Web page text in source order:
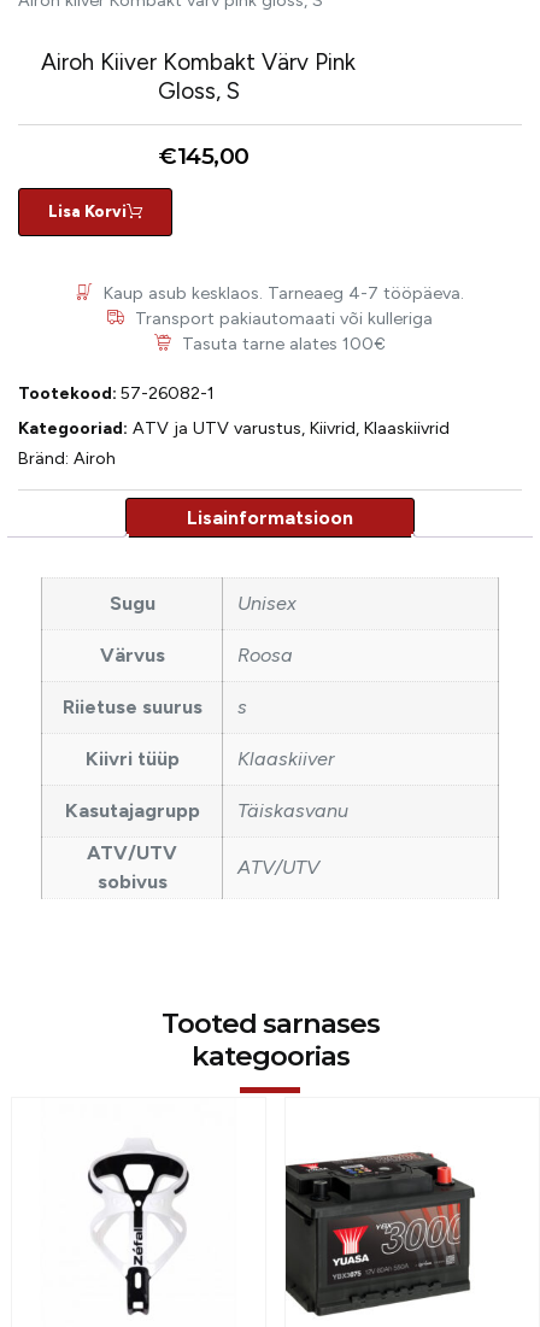
Airoh Kiiver Kombakt Värv Pink
Gloss, S
€145,00
Lisa Korvi
Kaup asub kesklaos. Tarneaeg 4-7 tööpäeva.
Transport pakiautomaati või kulleriga
Tasuta tarne alates 100€
Tootekood: 57-26082-1
Kategooriad: ATV ja UTV varustus, Kiivrid, Klaaskiivrid
Bränd: Airoh
Sugu Unisex
Värvus Roosa
Riietuse suurus s
Kiivri tüüp Klaaskiiver
Kasutajagrupp
Täiskasvanu
ATV/UTV
sobivus
ATV/UTV
Tooted sarnases
kategoorias